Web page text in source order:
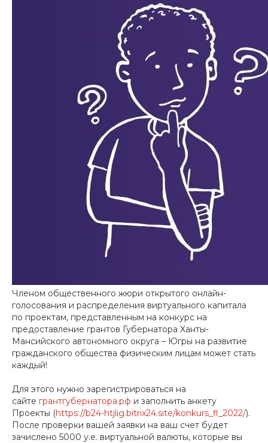
Членом общественного жюри открытого онлайн-
голосования и распределения виртуального капитала
по проектам, представленным на конкурс на
предоставление грантов Губернатора Ханты-
Мансийского автономного округа – Югры на развитие
гражданского общества физическим лицам может стать
каждый!
Для этого нужно зарегистрироваться на
сайте грантгубернатора.рф и заполнить анкету
Проекты (https://b24-htjlig.bitrix24.site/konkurs_fl_2022/).
После проверки вашей заявки на ваш счет будет
зачислено 5000 у.е. виртуальной валюты, которые вы